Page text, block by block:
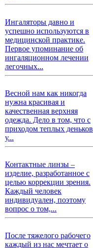
Ингаляторы давно и
успешно используются в
медицинской практике.
Первое упоминание об
ингаляционном лечении
легочных...
Весной нам как никогда
нужна красивая и
качественная верхняя
одежда. Дело в том, что с
приходом теплых деньков
у...
Контактные линзы –
изделие, разработанное с
целью коррекции зрения.
Каждый человек
индивидуален, поэтому
вопрос о том,...
После тяжелого рабочего
каждый из нас мечтает о